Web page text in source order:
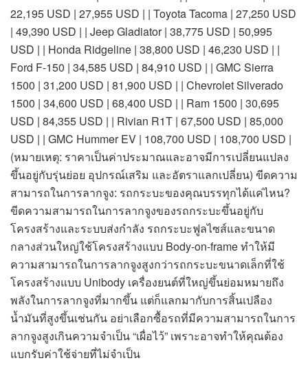
22,195 USD | 27,955 USD | | Toyota Tacoma | 27,250 USD
| 49,390 USD | | Jeep Gladiator | 38,775 USD | 50,995
USD | | Honda Ridgeline | 38,800 USD | 46,230 USD | |
Ford F-150 | 34,585 USD | 84,910 USD | | GMC Sierra
1500 | 31,200 USD | 81,900 USD | | Chevrolet Silverado
1500 | 34,600 USD | 68,400 USD | | Ram 1500 | 30,695
USD | 84,355 USD | | Rivian R1T | 67,500 USD | 85,000
USD | | GMC Hummer EV | 108,700 USD | 108,700 USD |
(หมายเหตุ: ราคาเป็นค่าประมาณและอาจมีการเปลี่ยนแปลง
ขึ้นอยู่กับรุ่นย่อย อุปกรณ์เสริม และอัตราแลกเปลี่ยน) ขีดความ
สามารถในการลากจูง: รถกระบะของคุณบรรทุกได้แค่ไหน?
ขีดความสามารถในการลากจูงของรถกระบะขึ้นอยู่กับ
โครงสร้างและระบบส่งกำลัง รถกระบะฟูลไซส์และขนาด
กลางส่วนใหญ่ใช้โครงสร้างแบบ Body-on-frame ทำให้มี
ความสามารถในการลากจูงสูงกว่ารถกระบะขนาดเล็กที่ใช้
โครงสร้างแบบ Unibody เครื่องยนต์ที่ใหญ่ขึ้นย่อมหมายถึง
พลังในการลากจูงที่มากขึ้น แต่ก็แลกมากับการสิ้นเปลือง
น้ำมันที่สูงขึ้นเช่นกัน อย่าเลือกซื้อรถที่มีความสามารถในการ
ลากจูงสูงเกินความจำเป็น “เผื่อไว้” เพราะอาจทำให้คุณต้อง
แบกรับค่าใช้จ่ายที่ไม่จำเป็น